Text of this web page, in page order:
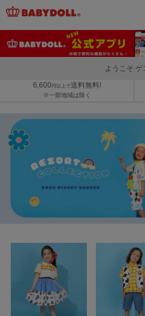
ようこそ ゲ
6,600 円以上で送料無料!
※一部地域は除く